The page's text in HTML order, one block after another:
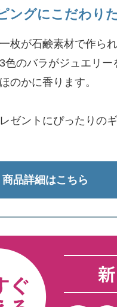
ングにこだわり
枚が石鹸素材で作ら
色のバラがジュエリ
のかに香ります。
ゼントにぴったりの
商品詳細はこちら